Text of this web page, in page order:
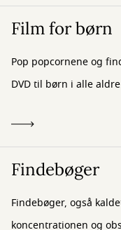
Film for børn
Pop popcornene og
DVD til børn i alle
Findebøger
Findebøger, også
koncentrationen og